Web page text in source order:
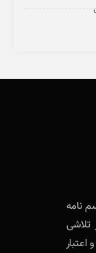
نامه
تلاشی